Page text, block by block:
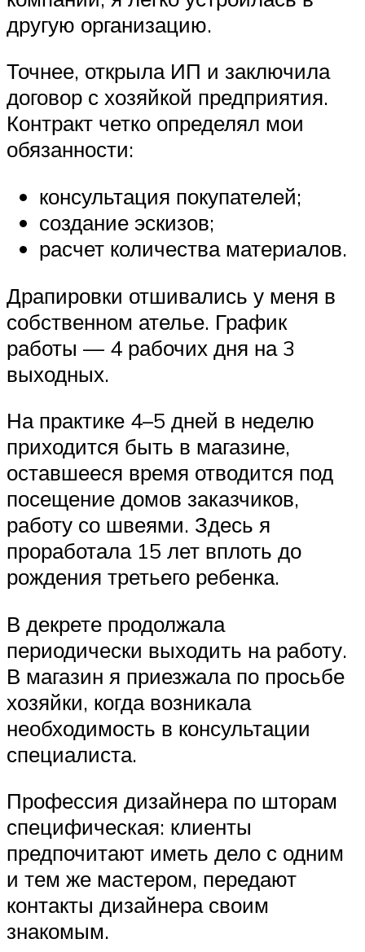
другую организацию.
Точнее, открыла ИП и заключила
договор с хозяйкой предприятия.
Контракт четко определял мои
обязанности:
консультация покупателей;
создание эскизов;
расчет количества материалов.
Драпировки отшивались у меня в
собственном ателье. График
работы — 4 рабочих дня на 3
выходных.
На практике 4–5 дней в неделю
приходится быть в магазине,
оставшееся время отводится под
посещение домов заказчиков,
работу со швеями. Здесь я
проработала 15 лет вплоть до
рождения третьего ребенка.
В декрете продолжала
периодически выходить на работу.
В магазин я приезжала по просьбе
хозяйки, когда возникала
необходимость в консультации
специалиста.
Профессия дизайнера по шторам
специфическая: клиенты
предпочитают иметь дело с одним
и тем же мастером, передают
контакты дизайнера своим
знакомым.